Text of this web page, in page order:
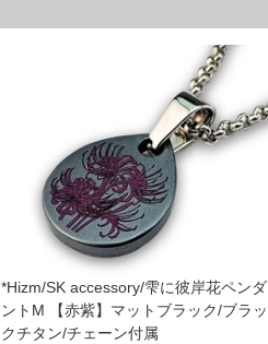
*Hizm/SK accessory/雫に彼岸花ペンダ
ントM 【赤紫】マットブラック/ブラッ
クチタン/チェーン付属